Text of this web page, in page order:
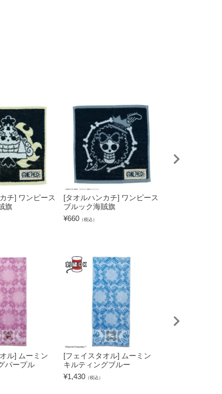
チ] ワンピース
旗
[タオルハンカチ] ワンピース
ブルック海賊旗
¥660 （税込）
ル] ムーミン
パープル
[フェイスタオル] ムーミン
キルティングブルー
¥1,430 （税込）